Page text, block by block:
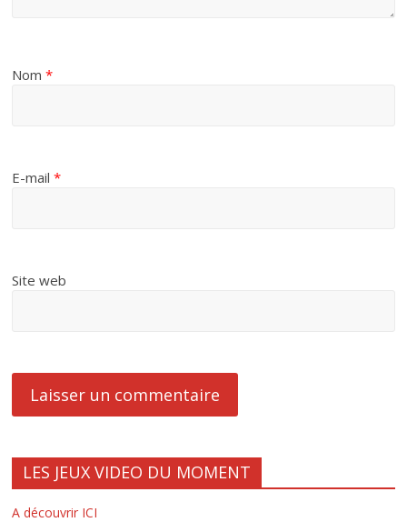
Nom*
E-mail*
Site web
LES JEUX VIDEO DU MOMENT
A découvrir ICI